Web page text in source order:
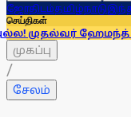
ஜோதிடம்தமிழ்நாடு
செய்திகள்
ஹேமந்த் சோரன்
முகப்பு
/
சேலம்